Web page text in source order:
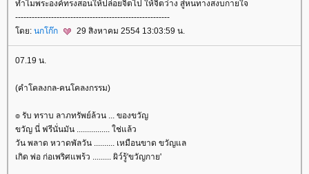
ทำไมพระองค์ทรงสอนให้ปล่อยจิตไป ให้จิตว่าง สู่หนทางสงบกายใจ
--------------------------------------------------------
ดย: นกโก๊ก 29 สิงหาคม 2554 13:03:59 น.
07.19 น.
(คำโคลงกล-คนโคลงกรรม)
๏ รับ ทราบ ลาภทรัพย์ล้วน ... ของขวัญ
ขวัญ นี่ ฟรีนั่นมัน ................ ใช่แล้ว
วัน พลาด หวาดพัลวัน .......... เหมือนขาด ขวัญแล
เกิด พ่อ ก่อเพริศแพร้ว ......... ผิว์รู้'ขวัญกาย'